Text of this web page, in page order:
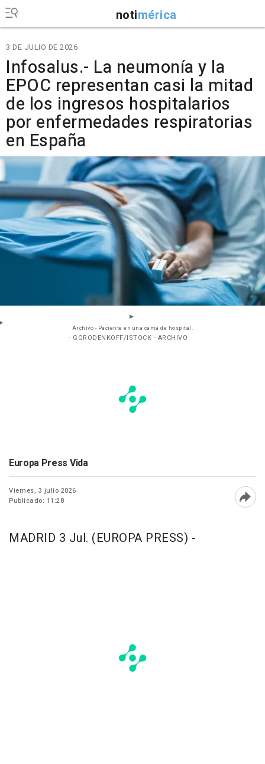
notimérica
3 DE JULIO DE 2026
Infosalus.- La neumonía y la
EPOC representan casi la mitad
de los ingresos hospitalarios
por enfermedades respiratorias
en España
Archivo - Paciente en una cama de hospital.
- GORODENKOFF/ISTOCK - ARCHIVO
Europa Press Vida
Viernes, 3 julio 2026
Publicado: 11:28
MADRID 3 Jul. (EUROPA PRESS) -